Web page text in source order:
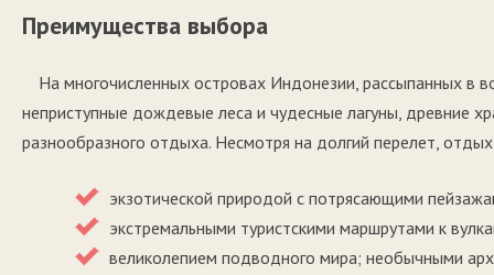
Преимущества выбора
На многочисленных островах Индонезии, рассыпанных в
неприступные дождевые леса и чудесные лагуны, древние
разнообразного отдыха. Несмотря на долгий перелет,
экзотической природой с потрясающими
экстремальными туристскими маршрутами к
великолепием подводного мира; необычными